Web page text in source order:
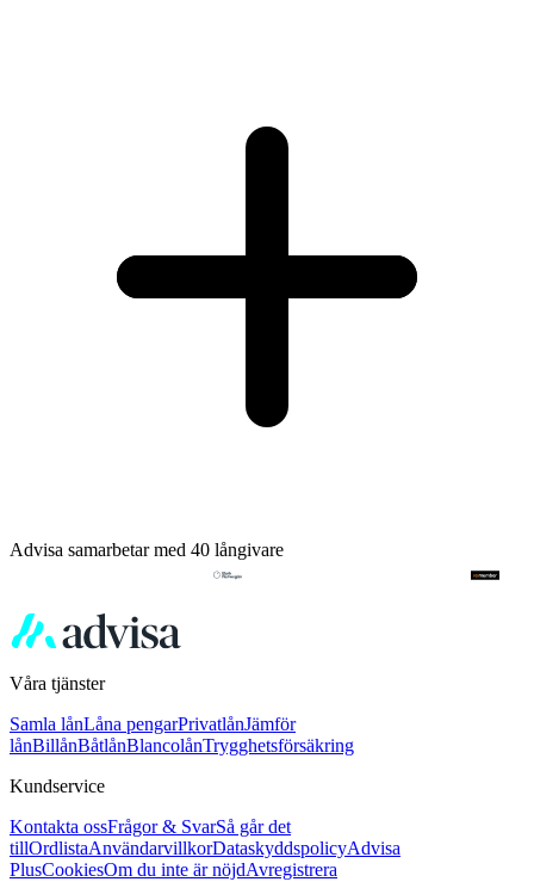
Advisa samarbetar med 40 långivare
Våra tjänster
Samla lånLåna pengarPrivatlånJämför
lånBillånBåtlånBlancolånTrygghetsförsäkring
Kundservice
Kontakta ossFrågor & SvarSå går det
tillOrdlistaAnvändarvillkorDataskyddspolicyAdvisa
PlusCookiesOm du inte är nöjdAvregistrera